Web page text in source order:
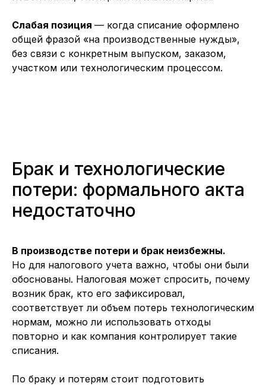
Слабая позиция — когда списание оформлено
общей фразой «на производственные нужды»,
без связи с конкретным выпуском, заказом,
участком или технологическим процессом.
Брак и технологические
потери: формального акта
недостаточно
В производстве потери и брак неизбежны.
Но для налогового учета важно, чтобы они были
обоснованы. Налоговая может спросить, почему
возник брак, кто его зафиксировал,
соответствует ли объем потерь технологическим
нормам, можно ли использовать отходы
повторно и как компания контролирует такие
списания.
По браку и потерям стоит подготовить